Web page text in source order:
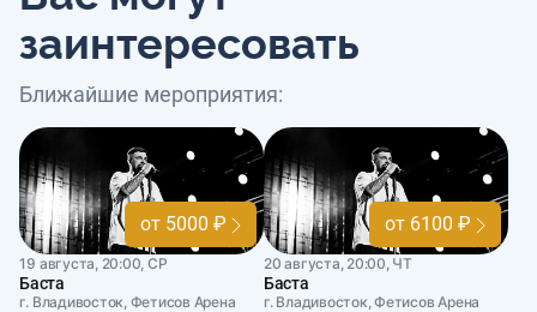
заинтересовать
Ближайшие мероприятия:
от 5000 ₽
19 августа, 20:00, СР
Баста
г. Владивосток, Фетисов Арена
от 6100 ₽
20 августа, 20:00, ЧТ
Баста
г. Владивосток, Фетисов Арена